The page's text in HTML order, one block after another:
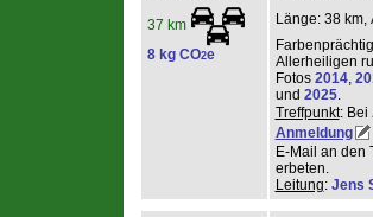
37 km
8 kg CO2e
Länge: 38 km,
Allerheiligen
Fotos 2014,
und 2025.
Treffpunkt: Bei
Anmeldung
E-Mail an den
erbeten.
Leitung: Jens